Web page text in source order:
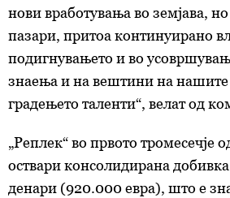
нови вработувања во земјава,
пазари, притоа континуирано
подигнувањето и во
знаења и на вештини на нашите
градењето таленти“, велат од
„Реплек“ во првото тромесечје
оствари консолидирана
денари (920.000 евра), што е